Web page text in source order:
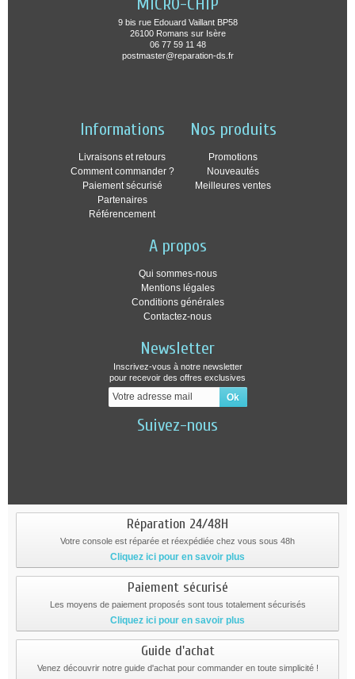
9 bis rue Edouard Vaillant BP58
26100 Romans sur Isère
06 77 59 11 48
postmaster@reparation-ds.fr
Informations
Livraisons et retours
Comment commander ?
Paiement sécurisé
Partenaires
Référencement
Nos produits
Promotions
Nouveautés
Meilleures ventes
A propos
Qui sommes-nous
Mentions légales
Conditions générales
Contactez-nous
Newsletter
Inscrivez-vous à notre newsletter
pour recevoir des offres exclusives
Suivez-nous
Réparation 24/48H
Votre console est réparée et réexpédiée chez vous sous 48h
Cliquez ici pour en savoir plus
Paiement sécurisé
Les moyens de paiement proposés sont tous totalement sécurisés
Cliquez ici pour en savoir plus
Guide d'achat
Venez découvrir notre guide d'achat pour commander en toute simplicité !